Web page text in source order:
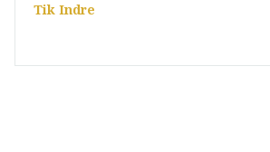
Tik Indre